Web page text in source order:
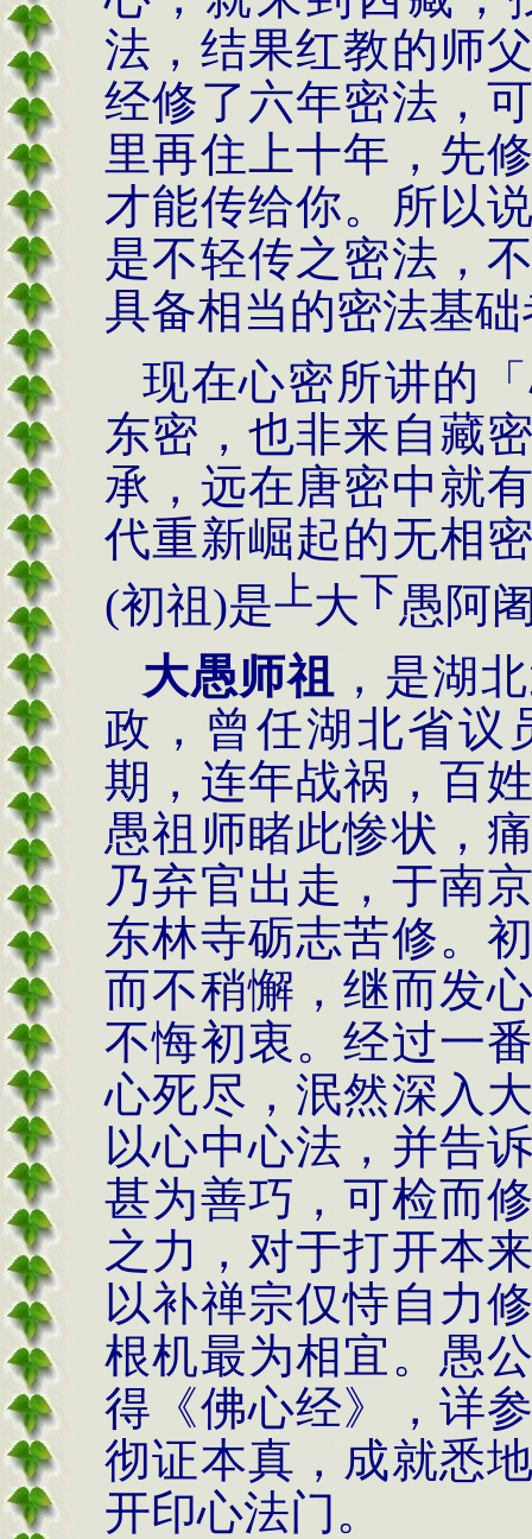
法，结果红教的师
经修了六年密法，
里再住上十年，先
才能传给你。所以
是不轻传之密法，
具备相当的密法基
现在心密所讲的
东密，也非来自藏
承，远在唐密中就
代重新崛起的无相
(初祖)是 上大下愚阿
大愚师祖
，是湖
政，曾任湖北省议
期，连年战祸，百
愚祖师睹此惨状，
乃弃官出走，于南
东林寺砺志苦修。
而不稍懈，继而发
不悔初衷。经过一
心死尽，泯然深入
以心中心法，并告
甚为善巧，可检而
之力，对于打开本
以补禅宗仅恃自力
根机最为相宜。愚
得《佛心经》，详
彻证本真，成就悉
开印心法门。